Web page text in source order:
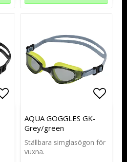
Lägg till i favoritlistan
Lägg till i favoritlistan
AQUA GOGGLES GK-
Grey/green
Ställbara simglasögon för
vuxna.